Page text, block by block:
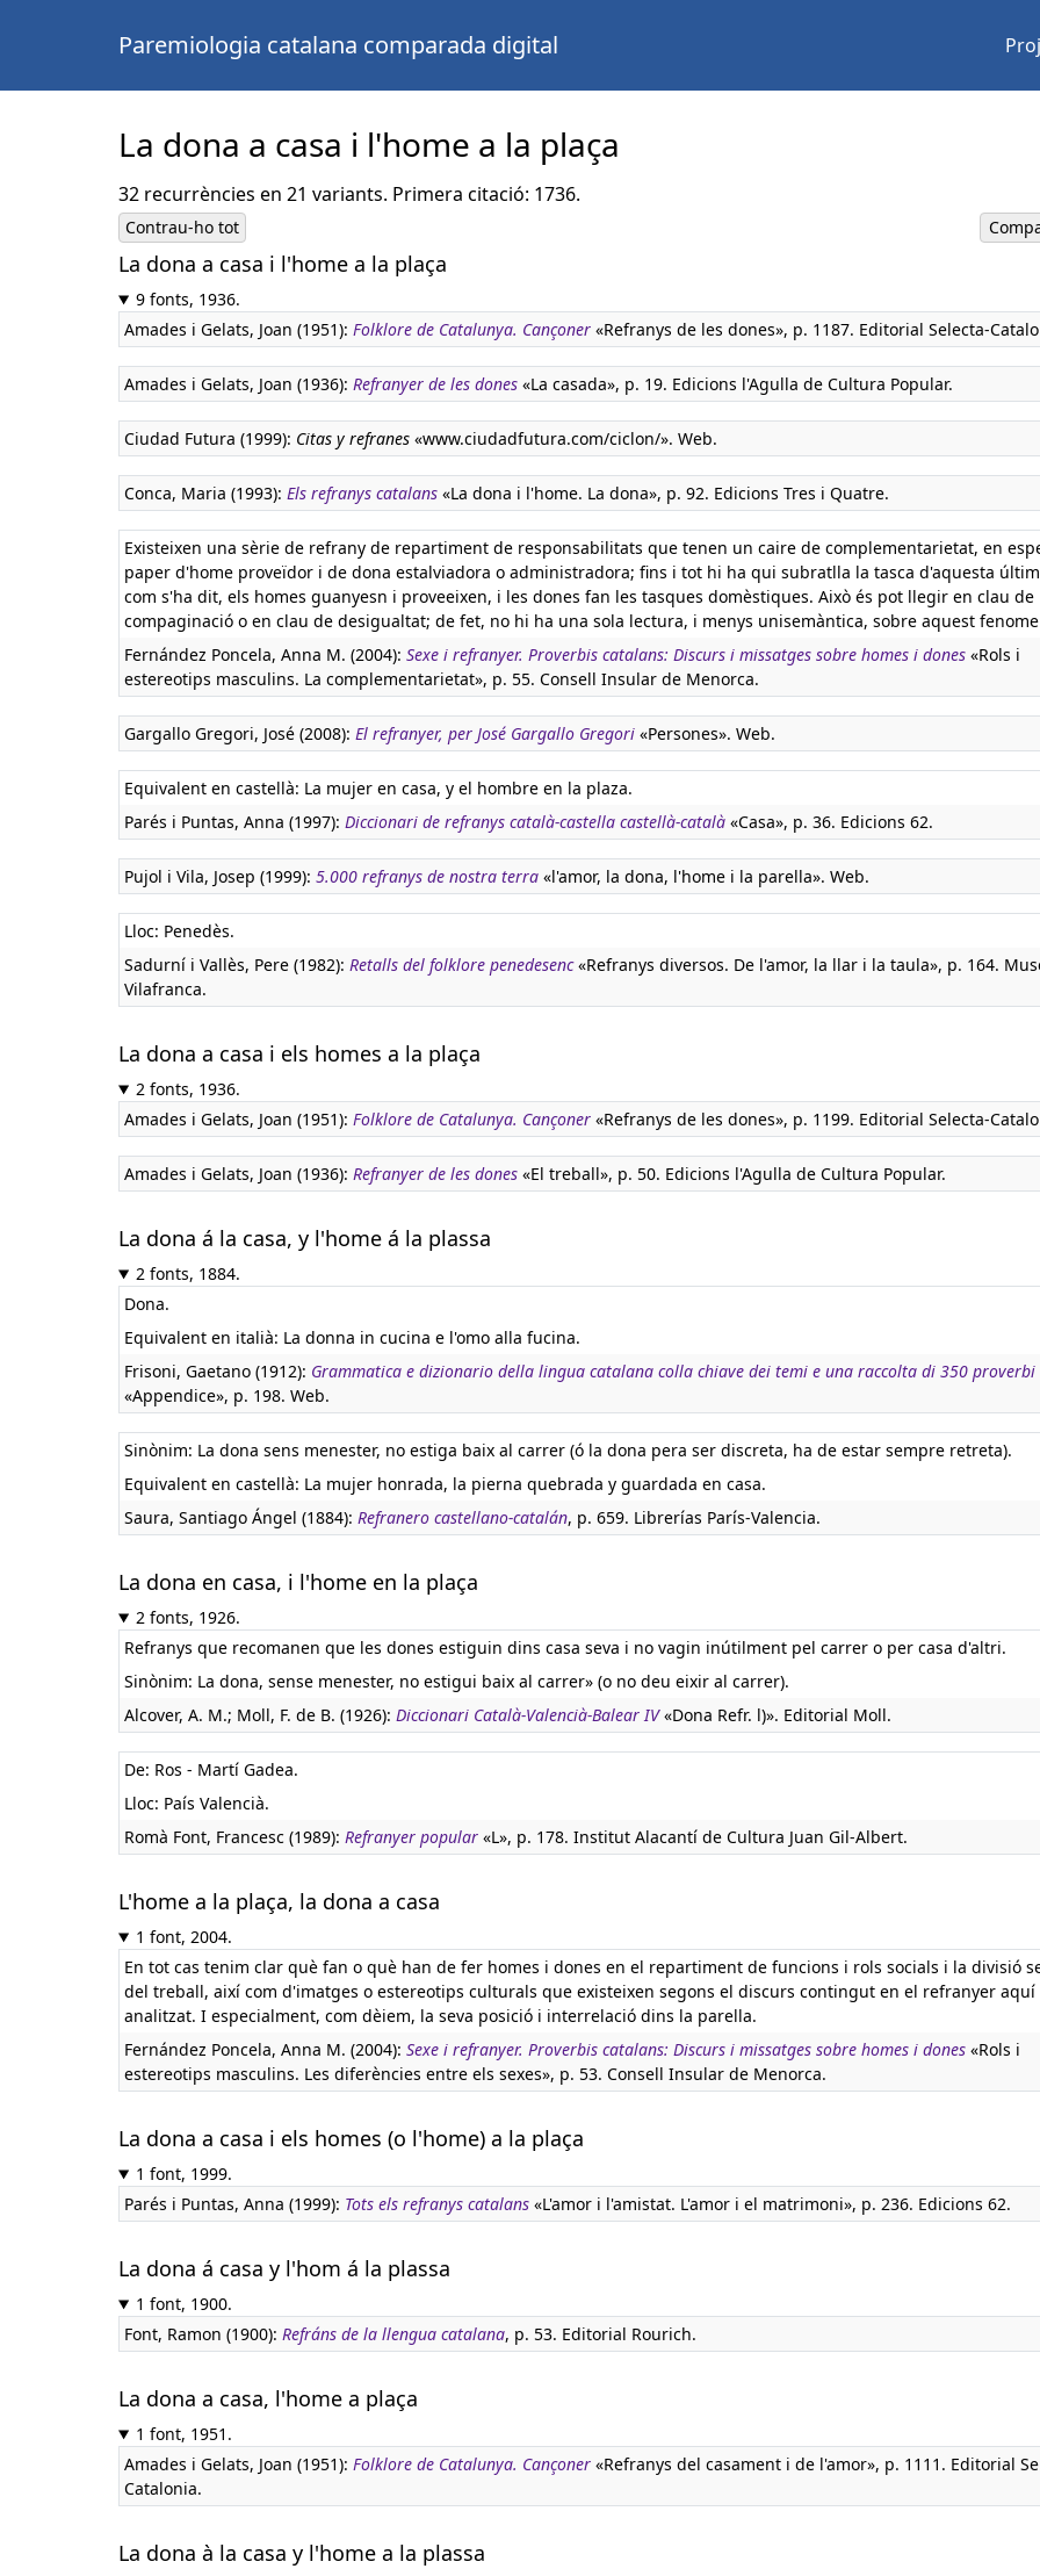
Paremiologia catalana comparada digital
La dona a casa i l'home a la plaça
32 recurrències en 21 variants. Primera citació: 1736.
Contrau-ho tot
La dona a casa i l'home a la plaça
9 fonts, 1936.
Amades i Gelats, Joan (1951): Folklore de Catalunya. Cançoner «Refranys de les dones», p. 1187. Editorial Selecta-
Amades i Gelats, Joan (1936): Refranyer de les dones «La casada», p. 19. Edicions l'Agulla de Cultura Popular.
Ciudad Futura (1999): Citas y refranes «www.ciudadfutura.com/ciclon/». Web.
Conca, Maria (1993): Els refranys catalans «La dona i l'home. La dona», p. 92. Edicions Tres i Quatre.
Existeixen una sèrie de refrany de repartiment de responsabilitats que tenen un caire de complementarietat, en
paper d'home proveïdor i de dona estalviadora o administradora; fins i tot hi ha qui subratlla la tasca d'aquesta
com s'ha dit, els homes guanyesn i proveeixen, i les dones fan les tasques domèstiques. Això és pot llegir en clau de
compaginació o en clau de desigualtat; de fet, no hi ha una sola lectura, i menys unisemàntica, sobre aquest
Fernández Poncela, Anna M. (2004): Sexe i refranyer. Proverbis catalans: Discurs i missatges sobre homes i dones «Rols i
estereotips masculins. La complementarietat», p. 55. Consell Insular de Menorca.
Gargallo Gregori, José (2008): El refranyer, per José Gargallo Gregori «Persones». Web.
Equivalent en castellà: La mujer en casa, y el hombre en la plaza.
Parés i Puntas, Anna (1997): Diccionari de refranys català-castella castellà-català «Casa», p. 36. Edicions 62.
Pujol i Vila, Josep (1999): 5.000 refranys de nostra terra «l'amor, la dona, l'home i la parella». Web.
Lloc: Penedès.
Sadurní i Vallès, Pere (1982): Retalls del folklore penedesenc«Refranys diversos. De l'amor, la llar i la taula», p. 164.
Vilafranca.
La dona a casa i els homes a la plaça
2 fonts, 1936.
Amades i Gelats, Joan (1951): Folklore de Catalunya. Cançoner «Refranys de les dones», p. 1199. Editorial Selecta-
Amades i Gelats, Joan (1936): Refranyer de les dones «El treball», p. 50. Edicions l'Agulla de Cultura Popular.
La dona á la casa, y l'home á la plassa
2 fonts, 1884.
Dona.
Equivalent en italià: La donna in cucina e l'omo alla fucina.
Frisoni, Gaetano (1912): Grammatica e dizionario della lingua catalana colla chiave dei temi e una raccolta di 350 proverbi
«Appendice», p. 198. Web.
Sinònim: La dona sens menester, no estiga baix al carrer (ó la dona pera ser discreta, ha de estar sempre retreta).
Equivalent en castellà: La mujer honrada, la pierna quebrada y guardada en casa.
Saura, Santiago Ángel (1884): Refranero castellano-catalán, p. 659. Librerías París-Valencia.
La dona en casa, i l'home en la plaça
2 fonts, 1926.
Refranys que recomanen que les dones estiguin dins casa seva i no vagin inútilment pel carrer o per casa d'altri.
Sinònim: La dona, sense menester, no estigui baix al carrer» (o no deu eixir al carrer).
Alcover, A. M.; Moll, F. de B. (1926): Diccionari Català-Valencià-Balear IV«Dona Refr. l)». Editorial Moll.
De: Ros - Martí Gadea.
Lloc: País Valencià.
Romà Font, Francesc (1989): Refranyer popular «L», p. 178. Institut Alacantí de Cultura Juan Gil-Albert.
L'home a la plaça, la dona a casa
1 font, 2004.
En tot cas tenim clar què fan o què han de fer homes i dones en el repartiment de funcions i rols socials i la divisió
del treball, així com d'imatges o estereotips culturals que existeixen segons el discurs contingut en el refranyer aquí
analitzat. I especialment, com dèiem, la seva posició i interrelació dins la parella.
Fernández Poncela, Anna M. (2004): Sexe i refranyer. Proverbis catalans: Discurs i missatges sobre homes i dones «Rols i
estereotips masculins. Les diferències entre els sexes», p. 53. Consell Insular de Menorca.
La dona a casa i els homes (o l'home) a la plaça
1 font, 1999.
Parés i Puntas, Anna (1999): Tots els refranys catalans «L'amor i l'amistat. L'amor i el matrimoni», p. 236. Edicions 62.
La dona á casa y l'hom á la plassa
1 font, 1900.
Font, Ramon (1900): Refráns de la llengua catalana, p. 53. Editorial Rourich.
La dona a casa, l'home a plaça
1 font, 1951.
Amades i Gelats, Joan (1951): Folklore de Catalunya. Cançoner «Refranys del casament i de l'amor», p. 1111. Editorial
Catalonia.
La dona à la casa y l'home a la plassa